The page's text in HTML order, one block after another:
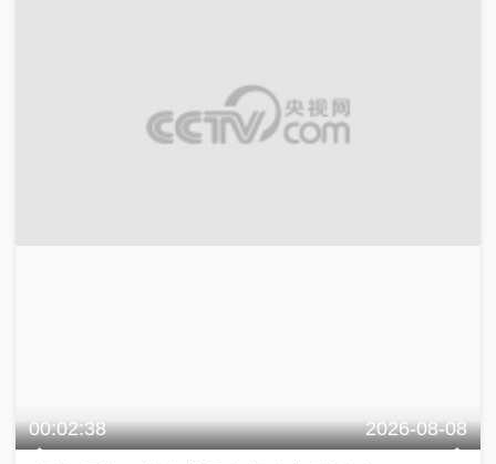
00:02:38 2026-08-08